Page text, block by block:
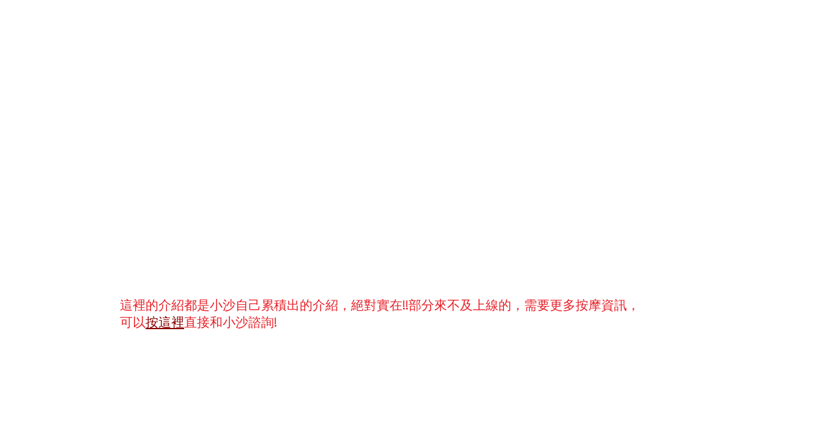
這裡的介紹都是小沙自己累積出的介紹，絕對實在!!部分來不及上線的，需要更多按摩資訊，
可以按這裡直接和小沙諮詢!